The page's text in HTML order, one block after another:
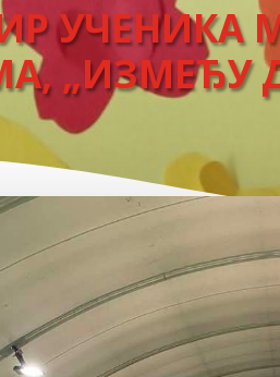
УЧЕНИКА
„ИЗМЕЂУ